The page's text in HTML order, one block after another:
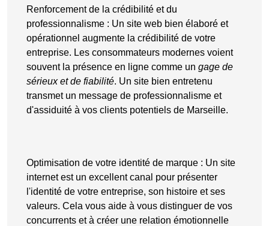
Renforcement de la crédibilité et du
professionnalisme : Un site web bien élaboré et
opérationnel augmente la crédibilité de votre
entreprise. Les consommateurs modernes voient
souvent la présence en ligne comme un gage de
sérieux et de fiabilité. Un site bien entretenu
transmet un message de professionnalisme et
d'assiduité à vos clients potentiels de Marseille.
Optimisation de votre identité de marque : Un site
internet est un excellent canal pour présenter
l'identité de votre entreprise, son histoire et ses
valeurs. Cela vous aide à vous distinguer de vos
concurrents et à créer une relation émotionnelle